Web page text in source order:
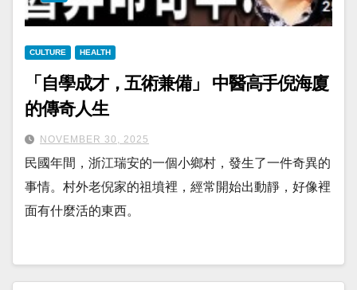
CULTURE HEALTH
「自學成才，五術兼備」 中醫高手倪海廈
的傳奇人生
NOVEMBER 30, 2025
民國年間，浙江瑞安的一個小鄉村，發生了一件奇異的
事情。村外老倪家的祖墳裡，經常開始出動靜，好像裡
面有什麼活的東西。